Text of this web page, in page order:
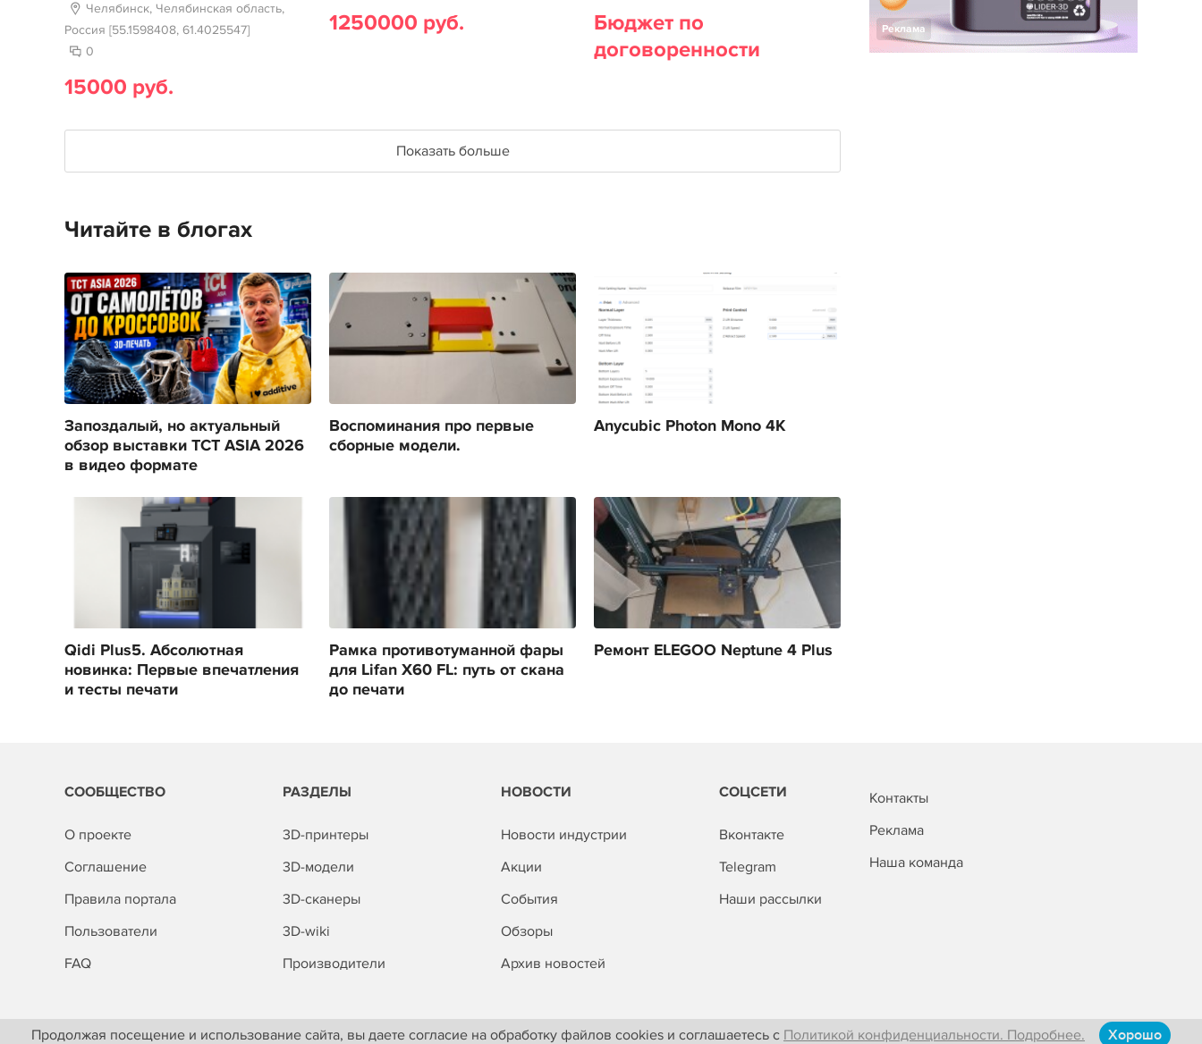
Продолжая посещение и использование сайта, вы даете согласие на обработку файлов cookies и соглашаетесь с Политикой конфиденциальности. Подробнее. Хорошо
Челябинск, Челябинская область,
Россия [55.1598408, 61.4025547]
0
15000 руб.
1250000 руб.
Бюджет по
договоренности
Показать больше
Читайте в блогах
Запоздалый, но актуальный
обзор выставки TCT ASIA 2026
в видео формате
Воспоминания про первые
сборные модели.
Anycubic Photon Mono 4K
Qidi Plus5. Абсолютная
новинка: Первые впечатления
и тесты печати
Рамка противотуманной фары
для Lifan X60 FL: путь от скана
до печати
Ремонт ELEGOO Neptune 4 Plus
Реклама
СООБЩЕСТВО
О проекте
Соглашение
Правила портала
Пользователи
FAQ
РАЗДЕЛЫ
3D-принтеры
3D-модели
3D-сканеры
3D-wiki
Производители
НОВОСТИ
Новости индустрии
Акции
События
Обзоры
Архив новостей
СОЦСЕТИ
Вконтакте
Telegram
Наши рассылки
Контакты
Реклама
Наша команда